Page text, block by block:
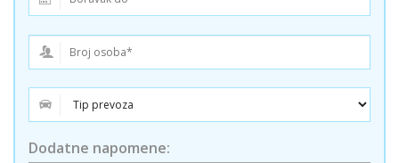
Dodatne napomene: